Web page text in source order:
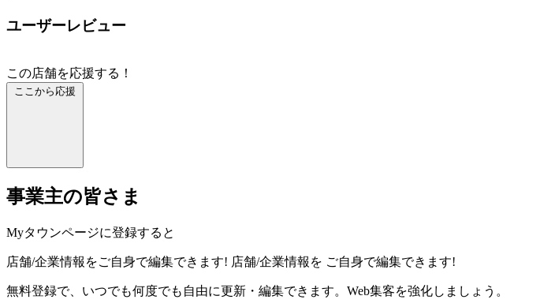
ユーザーレビュー
この店舗を応援する！
ここから応援
事業主の皆さま
Myタウンページに登録すると
店舗/企業情報をご自身で編集できます! 店舗/企業情報を ご自身で編集できます!
無料登録で、いつでも何度でも自由に更新・編集できます。Web集客を強化しましょう。